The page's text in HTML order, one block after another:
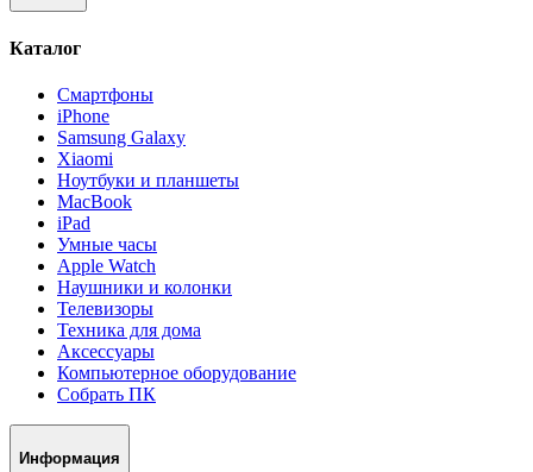
Каталог
Смартфоны
iPhone
Samsung Galaxy
Xiaomi
Ноутбуки и планшеты
MacBook
iPad
Умные часы
Apple Watch
Наушники и колонки
Телевизоры
Техника для дома
Аксессуары
Компьютерное оборудование
Собрать ПК
Информация